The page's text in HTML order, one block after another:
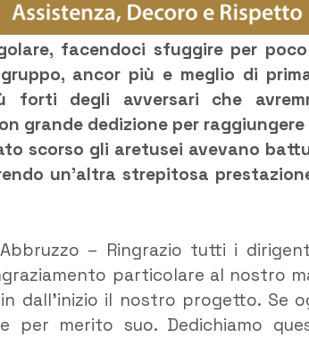
facendoci sfuggire per
ancor più e meglio di
forti degli avversari che
grande dedizione per raggiungere
scorso gli aretusei avevano
un’altra strepitosa
– Ringrazio tutti i
particolare al nostro
dall’inizio il nostro progetto. Se
per merito suo. Dedichiamo